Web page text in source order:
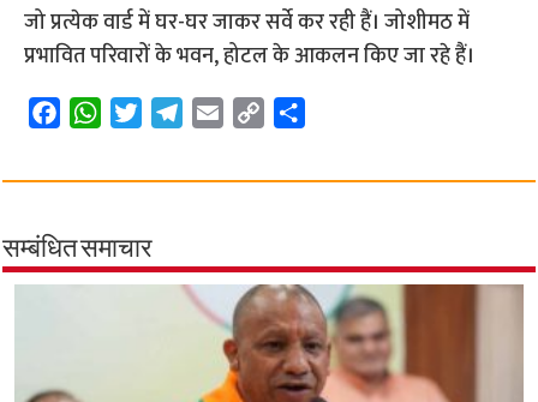
जो प्रत्येक वार्ड में घर-घर जाकर सर्वे कर रही हैं। जोशीमठ में
प्रभावित परिवारों के भवन, होटल के आकलन किए जा रहे हैं।
F
c
b
o
W
a
s
A
T
i
t
e
T
l
r
a
E
a
C
p
i
n
k
a
सम्बंधित समाचार